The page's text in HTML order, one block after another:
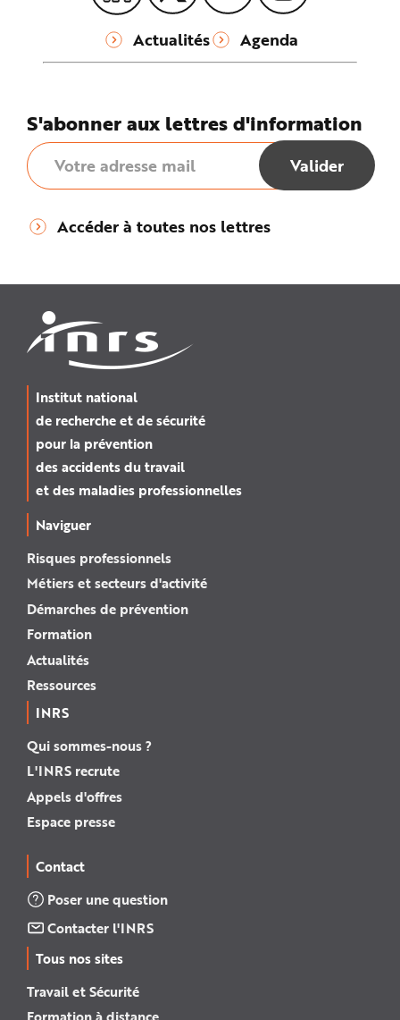
Actualités Agenda
S'abonner aux lettres d'information
Accéder à toutes nos lettres
Institut national
de recherche et de sécurité
pour la prévention
des accidents du travail
et des maladies professionnelles
Naviguer
Risques professionnels
Métiers et secteurs d'activité
Démarches de prévention
Formation
Actualités
Ressources
INRS
Qui sommes-nous ?
L'INRS recrute
Appels d'offres
Espace presse
Contact
Poser une question
Contacter l'INRS
Tous nos sites
Travail et Sécurité